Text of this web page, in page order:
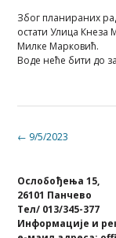
Због планираних
остати Улица Кнеза
Милке Марковић.
Воде неће бити до
Post
← 9/5/2023
Ослобођења 15,
26101 Панчево
Тел/ 013/345-377
Информације и